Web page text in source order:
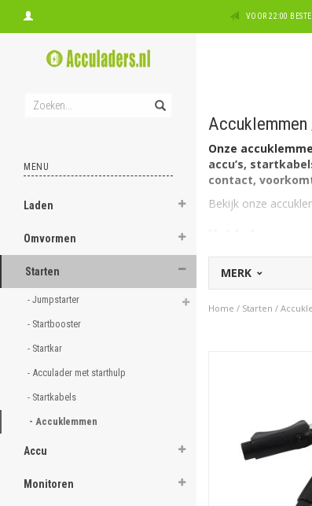
VOOR 22:00
MENU
Laden
Omvormen
Starten
- Jumpstarter
- Startbooster
- Startkar
- Acculader met starthulp
- Startkabels
- Accuklemmen
Accu
Monitoren
Onze
accu’s,
contact,
Bekijk onze
Een accuklem
stroomgeleiding
betrouwbare klem,
voor stuk een
Soorten
volledig koperen
Onze
MERK
Home / Starten /